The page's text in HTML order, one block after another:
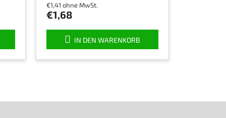
€1,41 ohne MwSt.
€1,68
IN DEN WARENKORB